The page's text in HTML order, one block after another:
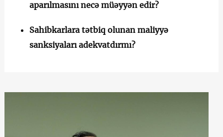
aparılmasını necə müəyyən edir?
Sahibkarlara tətbiq olunan maliyyə
sanksiyaları adekvatdırmı?